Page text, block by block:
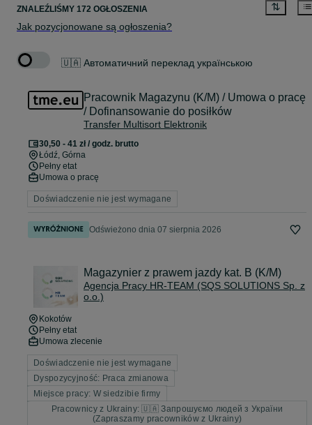
ZNALEŹLIŚMY 172 OGŁOSZENIA
Jak pozycjonowane są ogłoszenia?
🇺🇦 Автоматичний переклад українською
Pracownik Magazynu (K/M) / Umowa o pracę
/ Dofinansowanie do posiłków
Transfer Multisort Elektronik
30,50 - 41 zł / godz. brutto
Łódź, Górna
Pełny etat
Umowa o pracę
Doświadczenie nie jest wymagane
Odświeżono dnia 07 sierpnia 2026
Magazynier z prawem jazdy kat. B (K/M)
Agencja Pracy HR-TEAM (SQS SOLUTIONS Sp. z
o.o.)
Kokotów
Pełny etat
Umowa zlecenie
Doświadczenie nie jest wymagane
Dyspozycyjność: Praca zmianowa
Miejsce pracy: W siedzibie firmy
Pracownicy z Ukrainy: 🇺🇦 Запрошуємо людей з України
(Zapraszamy pracowników z Ukrainy)